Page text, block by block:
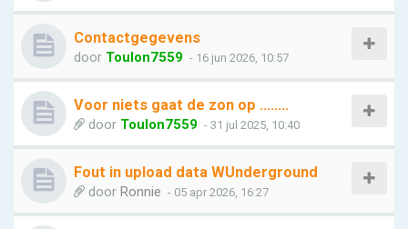
Contactgegevens
door Toulon7559 - 16 jun 2026, 10:57
Voor niets gaat de zon op ........
door Toulon7559 - 31 jul 2025, 10:40
Fout in upload data WUnderground
door Ronnie - 05 apr 2026, 16:27